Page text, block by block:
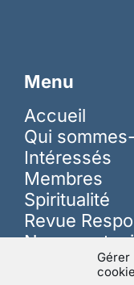
Menu
Accueil
Qui
Intéressés
Membres
Spiritualité
Revue
Nous